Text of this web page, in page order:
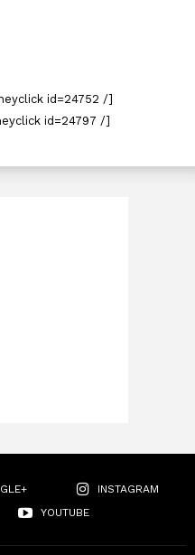
id=24752 /]
id=24797 /]
INSTAGRAM
YOUTUBE